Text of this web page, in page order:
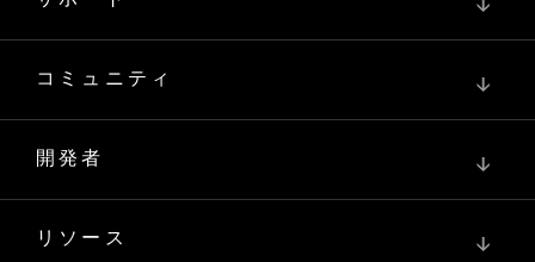
↓
コミュニティ ↓
開発者 ↓
リソース ↓